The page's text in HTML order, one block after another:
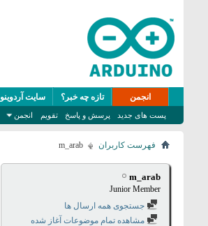
انجمن
پست های جدید پرسش و پاسخ تقویم انجمن
تازه چه خبر؟ سایت آردوینو
فهرست کاربران m_arab
m_arab
Junior Member
جستجوی همه ارسال ها
مشاهده تمام موضوعات آغاز شده